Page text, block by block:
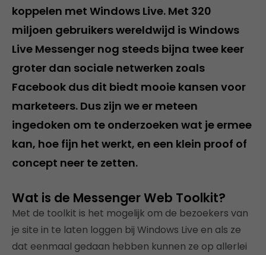
koppelen met Windows Live. Met 320
miljoen gebruikers wereldwijd is Windows
Live Messenger nog steeds bijna twee keer
groter dan sociale netwerken zoals
Facebook dus dit biedt mooie kansen voor
marketeers. Dus zijn we er meteen
ingedoken om te onderzoeken wat je ermee
kan, hoe fijn het werkt, en een klein proof of
concept neer te zetten.
Wat is de Messenger Web Toolkit?
Met de toolkit is het mogelijk om de bezoekers van
je site in te laten loggen bij Windows Live en als ze
dat eenmaal gedaan hebben kunnen ze op allerlei